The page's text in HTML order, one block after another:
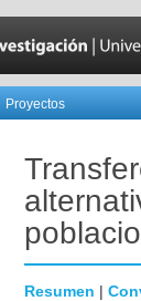
Proyectos
Resumen |